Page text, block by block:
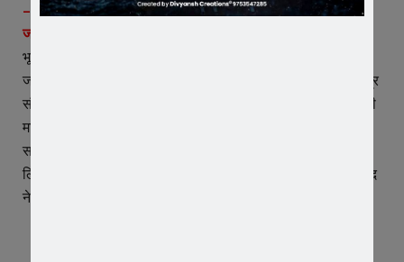
– पत्र में लिखा सहानुभूति पूर्वक विचार कर कार्यवाही करेंं
जावरा।
भूतेड़ा से ज़ोयो तिराहे तक प्रस्तावित 7 फ्लाय ओवर का विरोध कर रही
जन संघर्ष समिति ने इस मामले में सांसद प्रतिनिधि प्रदीप चौधरी को पत्र
सौंपकर सांसद सुधीर गुप्ता से इस संवेदनशील मामले में हस्तक्षेप करने की
मांग की थी। जन संघर्ष समिति के मांग पत्र के मिलने के बाद क्षैत्रीय
सांसद सुधीर गुप्ता ने प्रदेश के मुख्यमंत्री डॉ मोहन यादव को पत्र
लिखकर मामले में सहानुभूति से विचार करने की बात कहीं हैं। वहीं सांसद
ने इस मामले में सीएम से मोबाईल पर चर्चा भी की।